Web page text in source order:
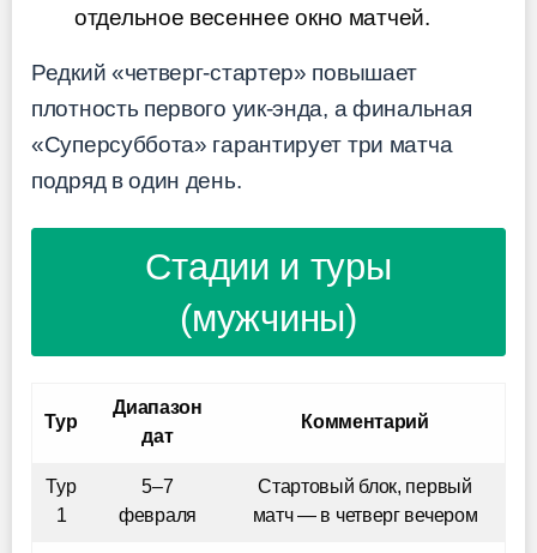
отдельное весеннее окно матчей.
Редкий «четверг-стартер» повышает
плотность первого уик-энда, а финальная
«Суперсуббота» гарантирует три матча
подряд в один день.
Стадии и туры
(мужчины)
Тур
Диапазон
дат
Комментарий
Тур
1
5–7
февраля
Стартовый блок, первый
матч — в четверг вечером